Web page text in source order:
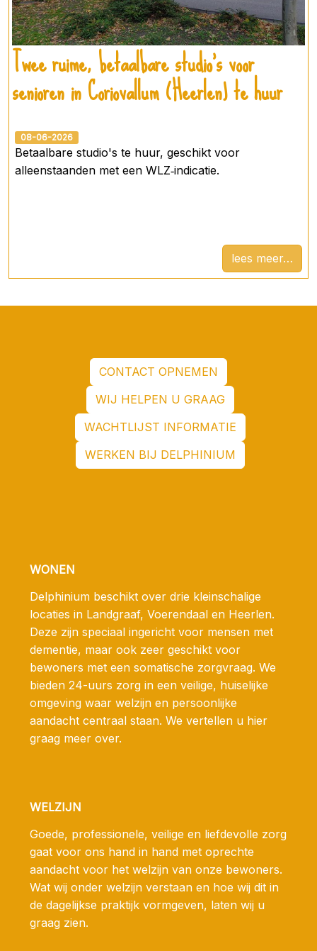
Twee ruime, betaalbare studio’s voor
senioren in Coriovallum (Heerlen) te huur
08-06-2026
Betaalbare studio's te huur, geschikt voor
alleenstaanden met een WLZ‑indicatie.
lees meer
CONTACT OPNEMEN
WIJ HELPEN U GRAAG
WACHTLIJST INFORMATIE
WERKEN BIJ DELPHINIUM
WONEN
Delphinium beschikt over drie kleinschalige
locaties in Landgraaf, Voerendaal en Heerlen.
Deze zijn speciaal ingericht voor mensen met
dementie, maar ook zeer geschikt voor
bewoners met een somatische zorgvraag. We
bieden 24-uurs zorg in een veilige, huiselijke
omgeving waar welzijn en persoonlijke
aandacht centraal staan. We vertellen u hier
graag meer over.
WELZIJN
Goede, professionele, veilige en liefdevolle zorg
gaat voor ons hand in hand met oprechte
aandacht voor het welzijn van onze bewoners.
Wat wij onder welzijn verstaan en hoe wij dit in
de dagelijkse praktijk vormgeven, laten wij u
graag zien.